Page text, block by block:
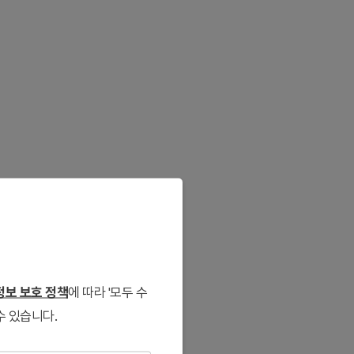
보 보호 정책에 따라 '모두 수
있습니다.